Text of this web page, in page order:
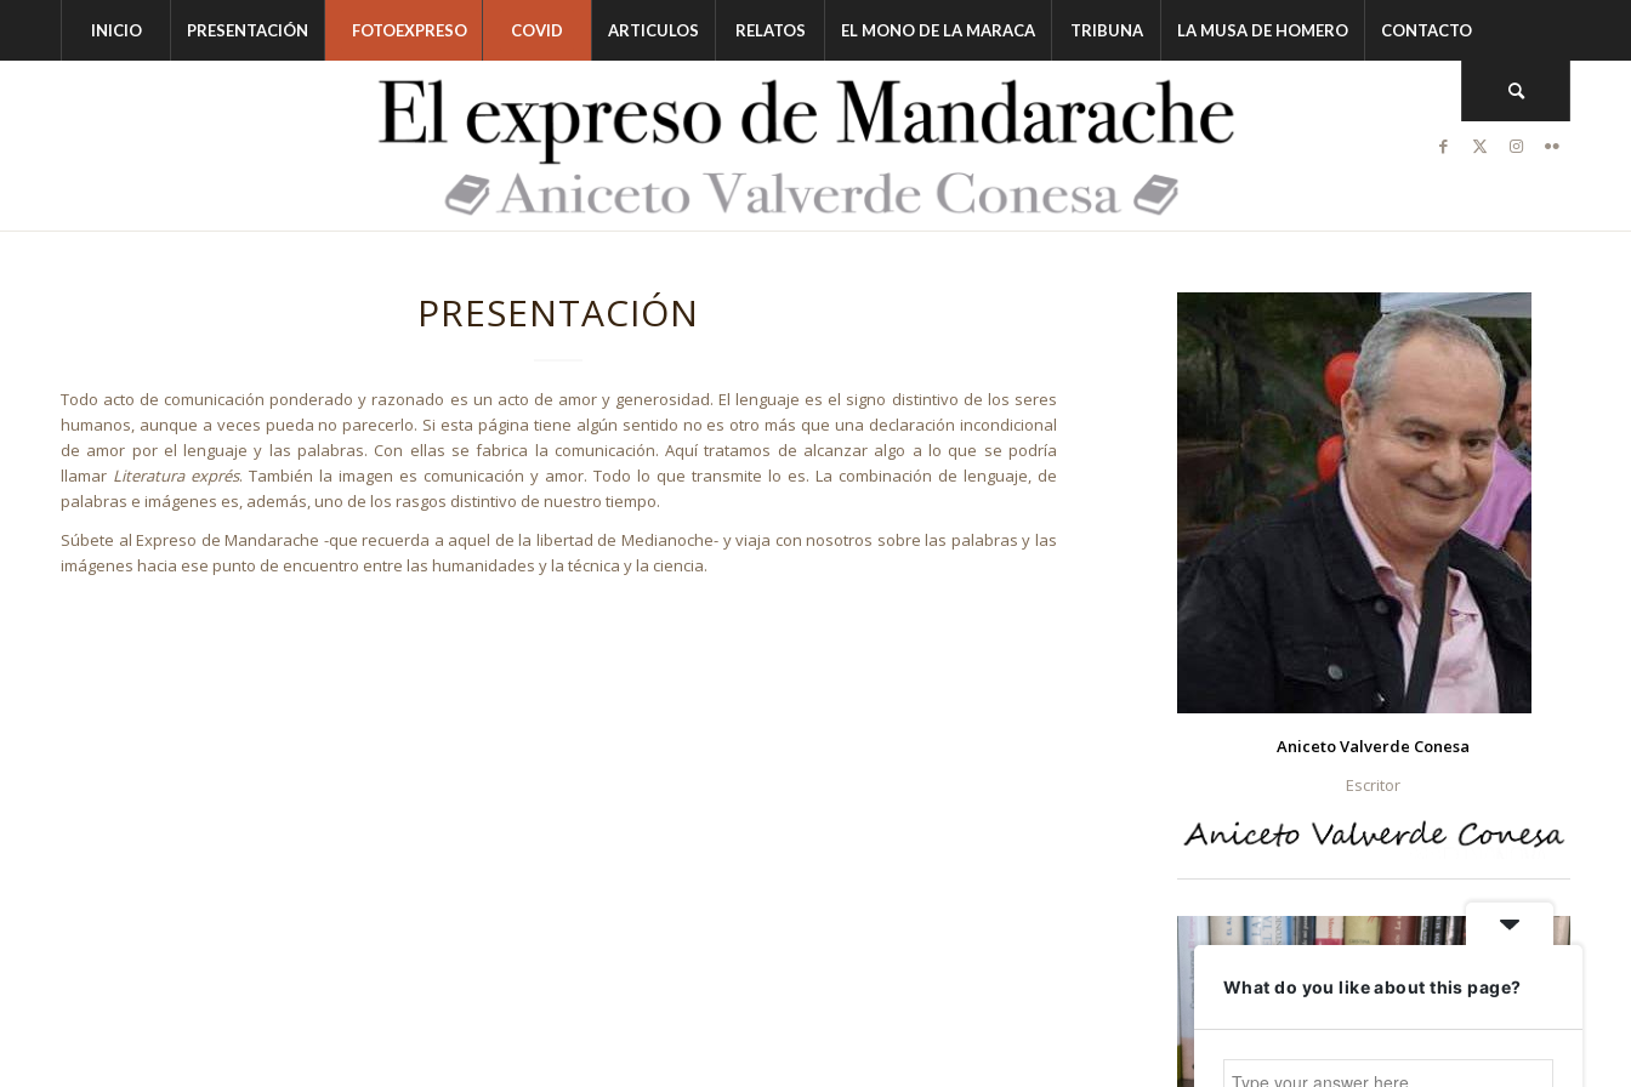
INICIO PRESENTACIÓN FOTOEXPRESO COVID ARTICULOS RELATOS EL MONO DE LA MARACA TRIBUNA LA MUSA DE HOMERO CONTACTO
PRESENTACIÓN
Todo acto de comunicación ponderado y razonado es un acto de amor y generosidad. El lenguaje es el signo distintivo de los seres
humanos, aunque a veces pueda no parecerlo. Si esta página tiene algún sentido no es otro más que una declaración incondicional
de amor por el lenguaje y las palabras. Con ellas se fabrica la comunicación. Aquí tratamos de alcanzar algo a lo que se podría
llamar Literatura exprés. También la imagen es comunicación y amor. Todo lo que transmite lo es. La combinación de lenguaje, de
palabras e imágenes es, además, uno de los rasgos distintivo de nuestro tiempo.
Súbete al Expreso de Mandarache -que recuerda a aquel de la libertad de Medianoche- y viaja con nosotros sobre las palabras y las
imágenes hacia ese punto de encuentro entre las humanidades y la técnica y la ciencia.
Aniceto Valverde Conesa
Escritor
What do you like about this page?